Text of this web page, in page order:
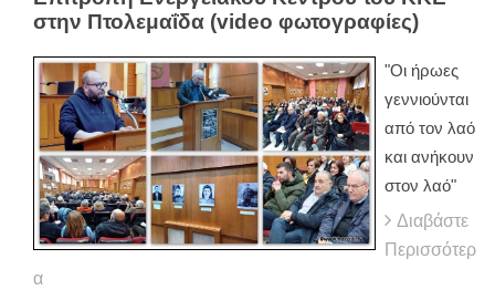
στην Πτολεμαΐδα (video φωτογραφίες)
"Οι ήρωες
γεννιούνται
από τον λαό
και ανήκουν
στον λαό"
Διαβάστε
Περισσότερ
α